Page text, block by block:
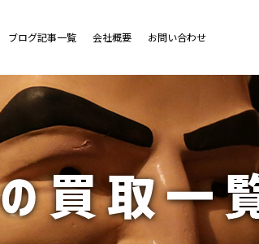
ブログ記事一覧 会社概要 お問い合わせ